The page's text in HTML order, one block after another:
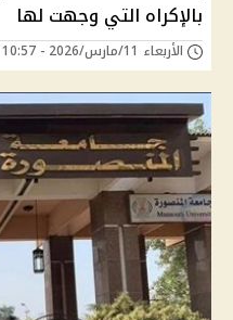
بالإكراه التي وجهت لها
الأربعاء 11/مارس/2026 - 10:57 م